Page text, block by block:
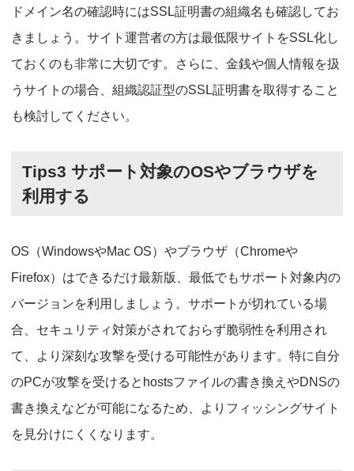
ドメイン名の確認時にはSSL証明書の組織名も確認してお
きましょう。サイト運営者の方は最低限サイトをSSL化し
ておくのも非常に大切です。さらに、金銭や個人情報を扱
うサイトの場合、組織認証型のSSL証明書を取得すること
も検討してください。
Tips3 サポート対象のOSやブラウザを
利用する
OS（WindowsやMac OS）やブラウザ（Chromeや
Firefox）はできるだけ最新版、最低でもサポート対象内の
バージョンを利用しましょう。サポートが切れている場
合、セキュリティ対策がされておらず脆弱性を利用され
て、より深刻な攻撃を受ける可能性があります。特に自分
のPCが攻撃を受けるとhostsファイルの書き換えやDNSの
書き換えなどが可能になるため、よりフィッシングサイト
を見分けにくくなります。